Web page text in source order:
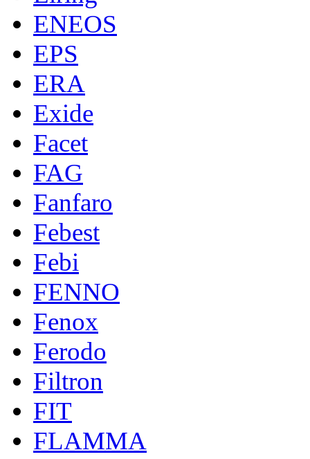
ENEOS
EPS
ERA
Exide
Facet
FAG
Fanfaro
Febest
Febi
FENNO
Fenox
Ferodo
Filtron
FIT
FLAMMA